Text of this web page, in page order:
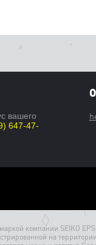
вашего
647-47-
компании SEIKO
на